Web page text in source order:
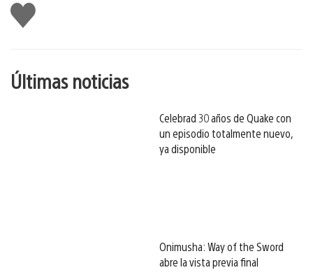
Me
gusta
Últimas noticias
Celebrad 30 años de Quake con
un episodio totalmente nuevo,
ya disponible
Onimusha: Way of the Sword
abre la vista previa final